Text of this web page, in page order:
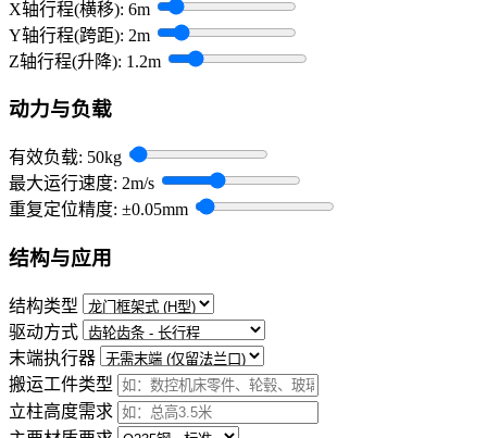
X轴行程(横移): 6m
Y轴行程(跨距): 2m
Z轴行程(升降): 1.2m
动力与负载
有效负载: 50kg
最大运行速度: 2m/s
重复定位精度: ±0.05mm
结构与应用
结构类型
驱动方式
末端执行器
搬运工件类型
立柱高度需求